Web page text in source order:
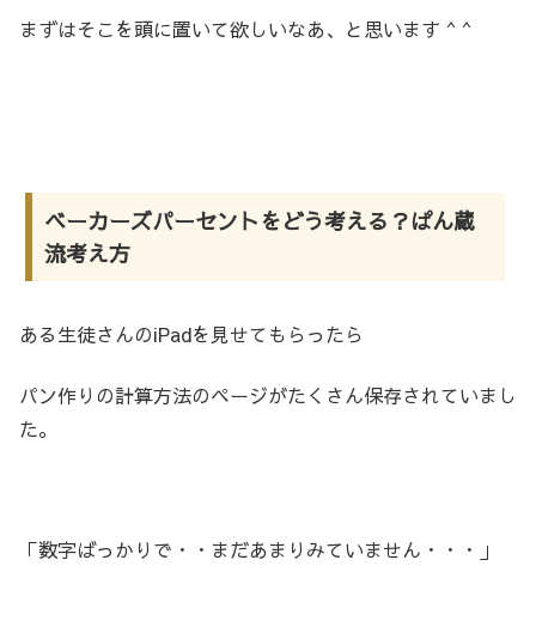
まずはそこを頭に置いて欲しいなあ、と思います ^ ^
ベーカーズパーセントをどう考える？ぱん蔵
流考え方
ある生徒さんのiPadを見せてもらったら
パン作りの計算方法のページがたくさん保存されていまし
た。
「数字ばっかりで・・まだあまりみていません・・・」